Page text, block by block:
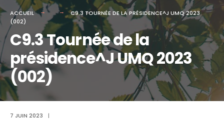
ACCUEIL
C9.3 TOURNÉE DE LA PRÉSIDENCE^J UMQ 2023
(002)
C9.3 Tournée de la
présidence^J UMQ 2023
(002)
7 JUIN 2023 |